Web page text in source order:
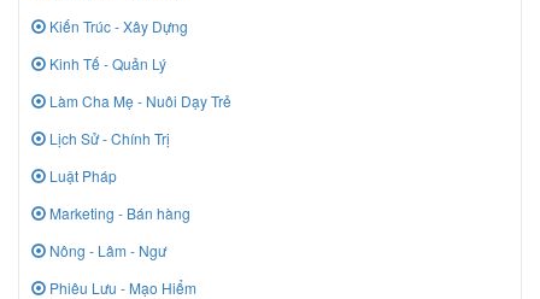
Kiến Trúc - Xây Dựng
Kinh Tế - Quản Lý
Làm Cha Mẹ - Nuôi Dạy Trẻ
Lịch Sử - Chính Trị
Luật Pháp
Marketing - Bán hàng
Nông - Lâm - Ngư
Phiêu Lưu - Mạo Hiểm